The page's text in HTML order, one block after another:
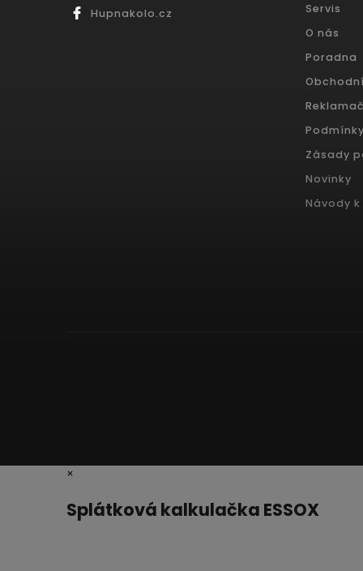
Hupnakolo.cz
Servis
O nás
Poradna
Zásady
Novinky
Návody
×
Splátková kalkulačka ESSOX